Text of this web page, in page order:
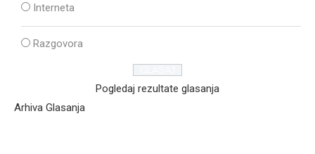
Interneta
Razgovora
Pogledaj rezultate glasanja
Arhiva Glasanja